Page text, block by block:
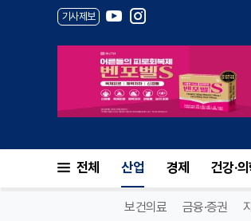
기사제보
전체 산업 경제 건강·
보건의료 금융·증권